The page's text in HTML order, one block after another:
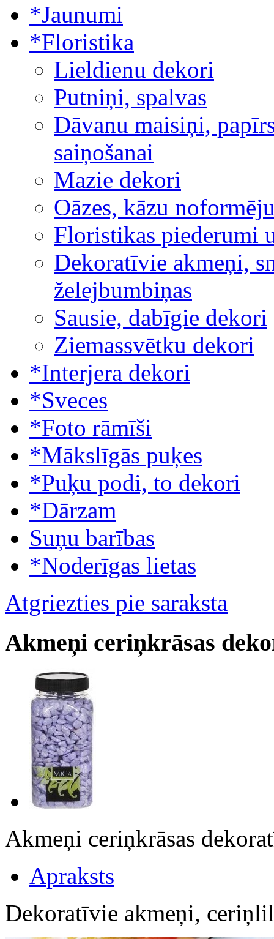
*Jaunumi
*Floristika
Lieldienu dekori
Putniņi, spalvas
Dāvanu maisiņi,
saiņošanai
Mazie dekori
Oāzes, kāzu
Floristikas piederumi
Dekoratīvie akmeņi,
želejbumbiņas
Sausie, dabīgie dekori
Ziemassvētku dekori
*Interjera dekori
*Sveces
*Foto rāmīši
*Mākslīgās puķes
*Puķu podi, to dekori
*Dārzam
Suņu barības
*Noderīgas lietas
Atgriezties pie saraksta
Akmeņi ceriņkrāsas
Akmeņi ceriņkrāsas
Apraksts
Dekoratīvie akmeņi,